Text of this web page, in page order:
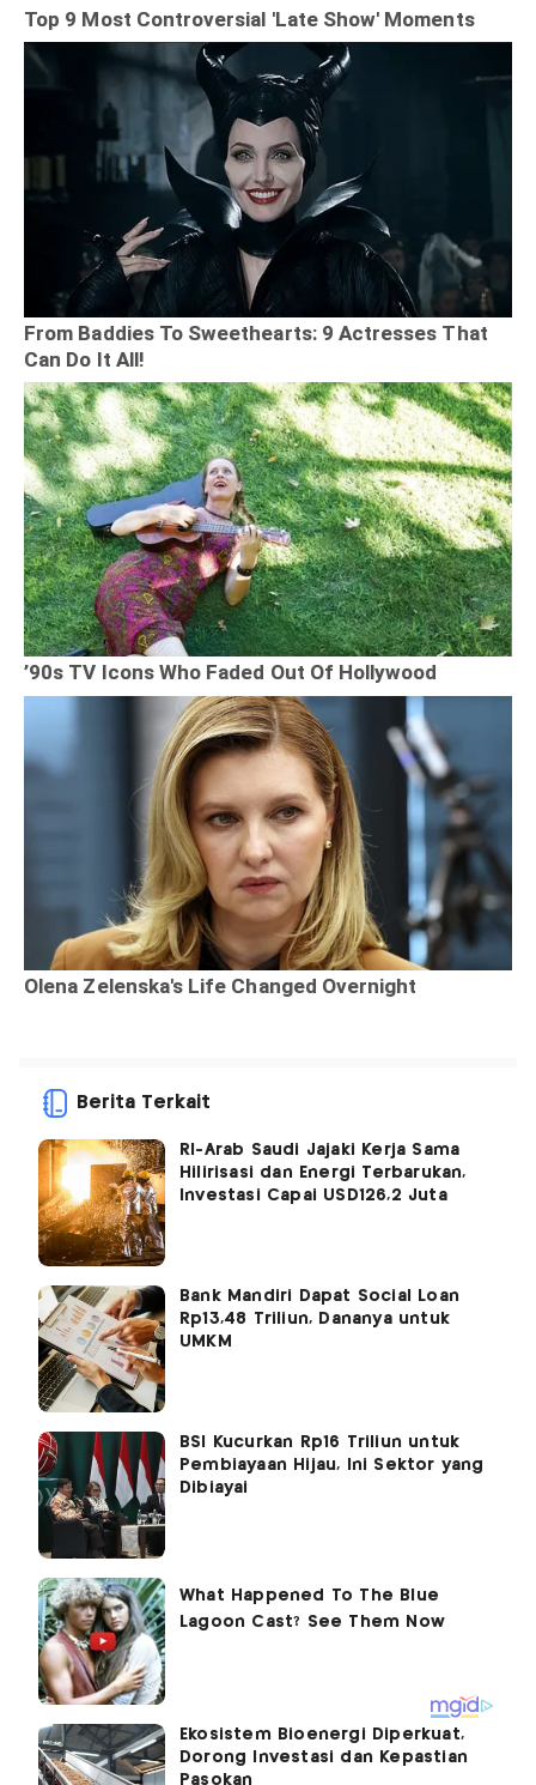
Berita Terkait
RI-Arab Saudi Jajaki Kerja Sama
Hilirisasi dan Energi Terbarukan,
Investasi Capai USD126,2 Juta
Bank Mandiri Dapat Social Loan
Rp13,48 Triliun, Dananya untuk
UMKM
BSI Kucurkan Rp16 Triliun untuk
Pembiayaan Hijau, Ini Sektor yang
Dibiayai
Ekosistem Bioenergi Diperkuat,
Dorong Investasi dan Kepastian
Pasokan